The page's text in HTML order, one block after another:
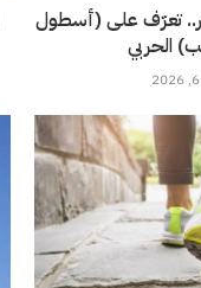
بـ 275 مليار.. تعرّف على (أسطول
الحربي